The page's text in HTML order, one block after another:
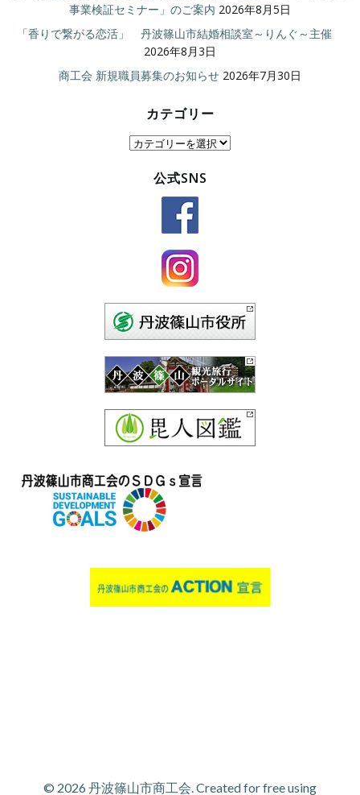
事業検証セミナー」のご案内 2026年8月5日
「香りで繋がる恋活」 丹波篠山市結婚相談室～りんぐ～主催
2026年8月3日
商工会 新規職員募集のお知らせ 2026年7月30日
カテゴリー
カ
公式SNS
© 2026 丹波篠山市商工会. Created for free using